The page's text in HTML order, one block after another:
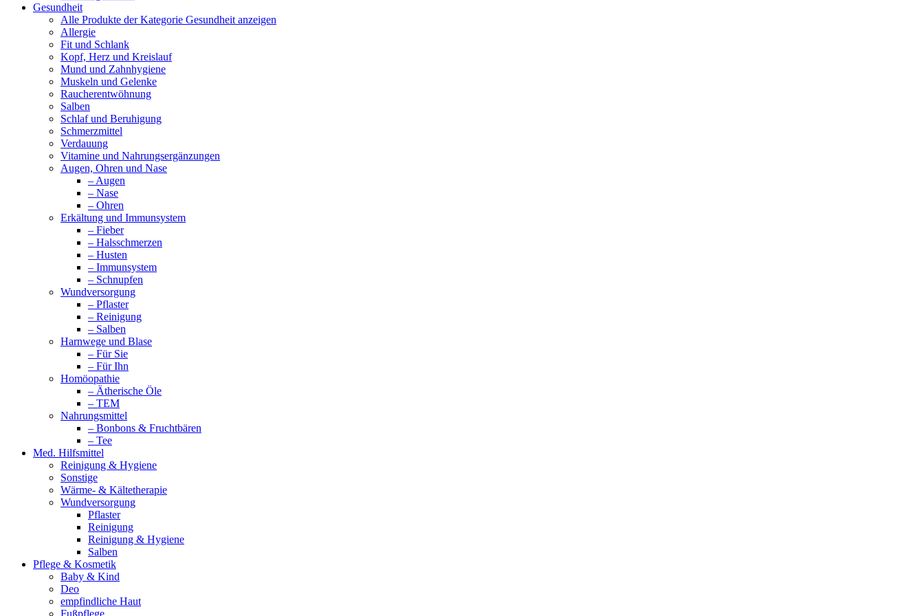
Gesundheit
Alle Produkte der Kategorie Gesundheit anzeigen
Allergie
Fit und Schlank
Kopf, Herz und Kreislauf
Mund und Zahnhygiene
Muskeln und Gelenke
Raucherentwöhnung
Salben
Schlaf und Beruhigung
Schmerzmittel
Verdauung
Vitamine und Nahrungsergänzungen
Augen, Ohren und Nase
– Augen
– Nase
– Ohren
Erkältung und Immunsystem
– Fieber
– Halsschmerzen
– Husten
– Immunsystem
– Schnupfen
Wundversorgung
– Pflaster
– Reinigung
– Salben
Harnwege und Blase
– Für Sie
– Für Ihn
Homöopathie
– Ätherische Öle
– TEM
Nahrungsmittel
– Bonbons & Fruchtbären
– Tee
Med. Hilfsmittel
Reinigung & Hygiene
Sonstige
Wärme- & Kältetherapie
Wundversorgung
Pflaster
Reinigung
Reinigung & Hygiene
Salben
Pflege & Kosmetik
Baby & Kind
Deo
empfindliche Haut
Fußpflege